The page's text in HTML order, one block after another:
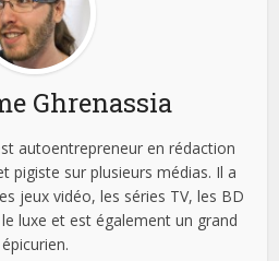
Ghrenassia
autoentrepreneur en rédaction
pigiste sur plusieurs médias. Il a
jeux vidéo, les séries TV, les BD
luxe et est également un grand
épicurien.